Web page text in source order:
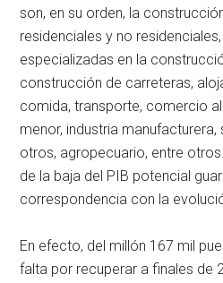
son, en su orden, la
residenciales y no
especializadas en la
construcción de carreteras,
comida, transporte, comercio
menor, industria
otros, agropecuario, entre
de la baja del PIB potencial
correspondencia con la
En efecto, del millón 167 mil
falta por recuperar a finales de